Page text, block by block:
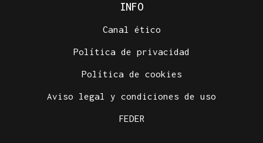
INFO
Canal ético
Política de privacidad
Política de cookies
Aviso legal y condiciones de uso
FEDER